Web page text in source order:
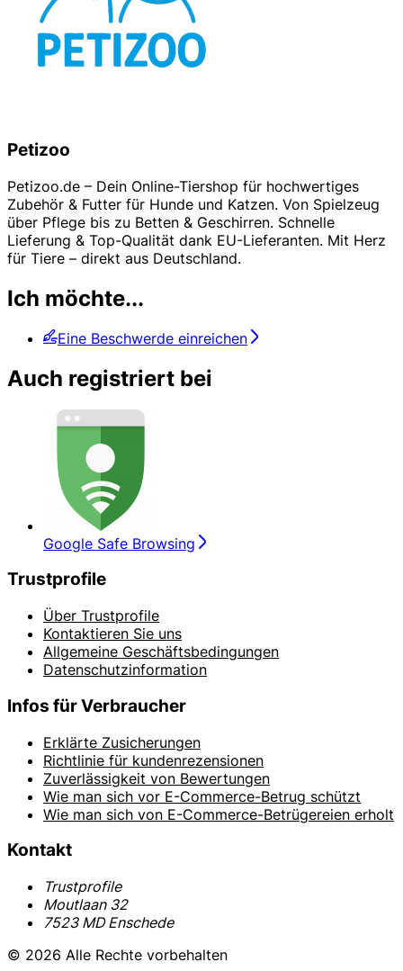
Petizoo
Petizoo.de – Dein Online-Tiershop für hochwertiges
Zubehör & Futter für Hunde und Katzen. Von Spielzeug
über Pflege bis zu Betten & Geschirren. Schnelle
Lieferung & Top-Qualität dank EU-Lieferanten. Mit Herz
für Tiere – direkt aus Deutschland.
Ich möchte...
Eine Beschwerde einreichen
Auch registriert bei
Google Safe Browsing
Trustprofile
Über Trustprofile
Kontaktieren Sie uns
Allgemeine Geschäftsbedingungen
Datenschutzinformation
Infos für Verbraucher
Erklärte Zusicherungen
Richtlinie für kundenrezensionen
Zuverlässigkeit von Bewertungen
Wie man sich vor E-Commerce-Betrug schützt
Wie man sich von E-Commerce-Betrügereien erholt
Kontakt
Trustprofile
Moutlaan 32
7523 MD Enschede
© 2026 Alle Rechte vorbehalten